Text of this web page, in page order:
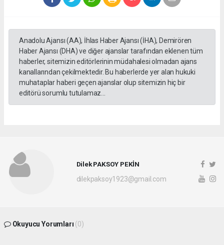
Anadolu Ajansı (AA), İhlas Haber Ajansı (İHA), Demirören
Haber Ajansı (DHA) ve diğer ajanslar tarafından eklenen tüm
haberler, sitemizin editörlerinin müdahalesi olmadan ajans
kanallarından çekilmektedir. Bu haberlerde yer alan hukuki
muhataplar haberi geçen ajanslar olup sitemizin hiç bir
editörü sorumlu tutulamaz...
Dilek PAKSOY PEKİN
dilekpaksoy1923@gmail.com
Okuyucu Yorumları (0)